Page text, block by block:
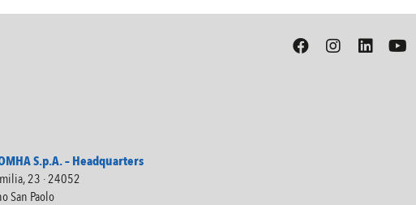
S.p.A. – Headquarters
23 · 24052
San Paolo